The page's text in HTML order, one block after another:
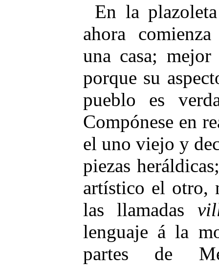
En la
ahora
una casa;
porque su
pueblo es
Compónese en
el uno viejo y
piezas
artístico el otro,
las llamadas
lenguaje á la
partes de